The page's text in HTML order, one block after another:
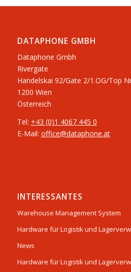
DATAPHONE GMBH
Dataphone Gmbh
Rivergate
​Handelskai 92/Gate 2/1.OG/Top
1200 Wien
Österreich
Tel: +43 (0)1 4067 445 0
E-Mail: office@dataphone.at
INTERESSANTES
Warehouse Management System
Hardware für Logistik und
News
Hardware für Logistik und